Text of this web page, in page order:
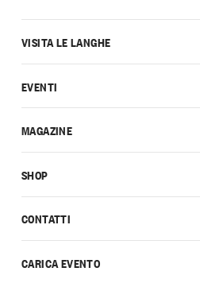
CONTATTI
CARICA EVENTO
VISITA LE LANGHE
EVENTI
MAGAZINE
SHOP